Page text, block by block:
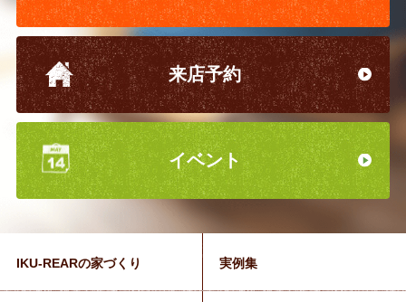
来店予約
イベント
IKU-REARの家づくり 実例集